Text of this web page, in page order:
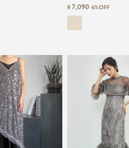
¥7,090 6%OFF